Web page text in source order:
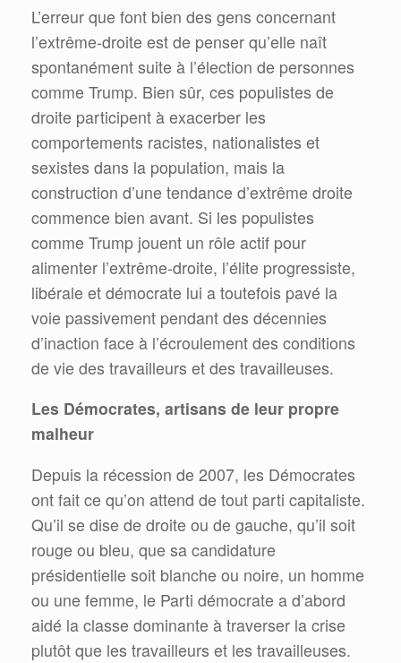
L’erreur que font bien des gens concernant
l’extrême-droite est de penser qu’elle naît
spontanément suite à l’élection de personnes
comme Trump. Bien sûr, ces populistes de
droite participent à exacerber les
comportements racistes, nationalistes et
sexistes dans la population, mais la
construction d’une tendance d’extrême droite
commence bien avant. Si les populistes
comme Trump jouent un rôle actif pour
alimenter l’extrême-droite, l’élite progressiste,
libérale et démocrate lui a toutefois pavé la
voie passivement pendant des décennies
d’inaction face à l’écroulement des conditions
de vie des travailleurs et des travailleuses.
Les Démocrates, artisans de leur propre
malheur
Depuis la récession de 2007, les Démocrates
ont fait ce qu’on attend de tout parti capitaliste.
Qu’il se dise de droite ou de gauche, qu’il soit
rouge ou bleu, que sa candidature
présidentielle soit blanche ou noire, un homme
ou une femme, le Parti démocrate a d’abord
aidé la classe dominante à traverser la crise
plutôt que les travailleurs et les travailleuses.